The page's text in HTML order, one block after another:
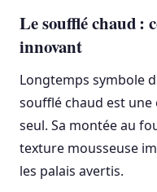
Le soufflé chaud :
innovant
Longtemps symbole
soufflé chaud est une
seul. Sa montée au
texture mousseuse
les palais avertis.